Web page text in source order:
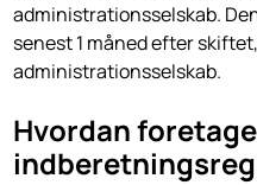
administrationsselskab.
senest 1 måned efter
administrationsselskab.
Hvordan